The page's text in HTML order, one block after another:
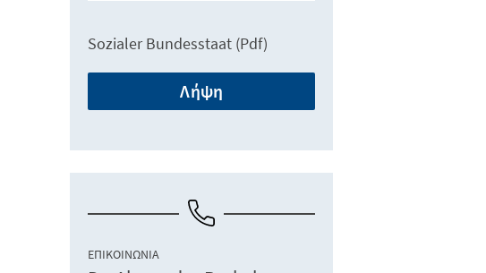
Sozialer Bundesstaat (Pdf)
Λήψη
ΕΠΙΚΟΙΝΩΝΊΑ